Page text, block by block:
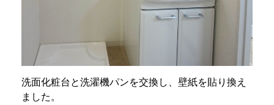
洗面化粧台と洗濯機パンを交換し、壁紙を貼り換え
ました。